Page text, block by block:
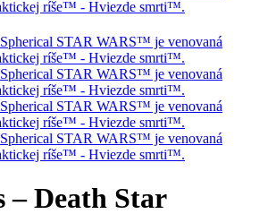
– Death Star